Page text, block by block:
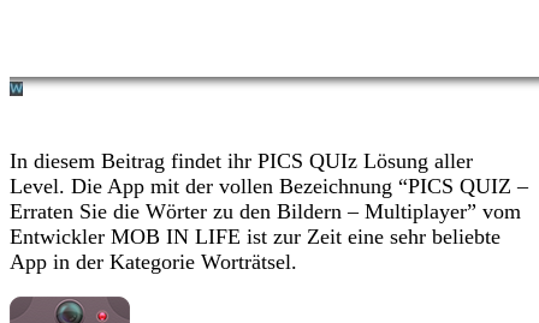
In diesem Beitrag findet ihr PICS QUIz Lösung aller
Level. Die App mit der vollen Bezeichnung “PICS QUIZ –
Erraten Sie die Wörter zu den Bildern – Multiplayer” vom
Entwickler MOB IN LIFE ist zur Zeit eine sehr beliebte
App in der Kategorie Worträtsel.